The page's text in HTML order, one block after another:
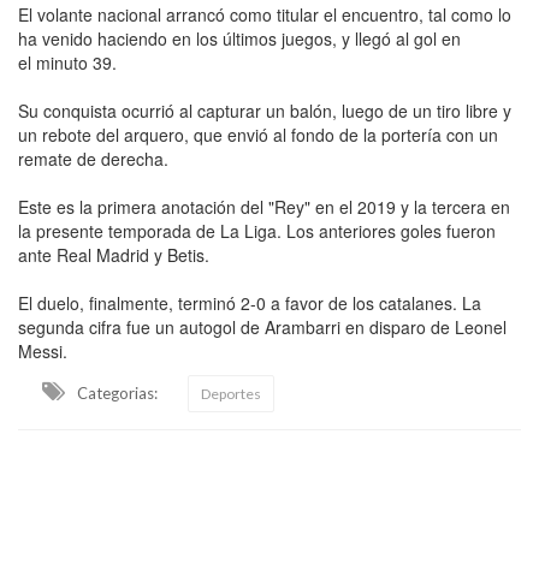
El volante nacional arrancó como titular el encuentro, tal como lo
ha venido haciendo en los últimos juegos, y llegó al gol en
el minuto 39.
Su conquista ocurrió al capturar un balón, luego de un tiro libre y
un rebote del arquero, que envió al fondo de la portería con un
remate de derecha.
Este es la primera anotación del "Rey" en el 2019 y la tercera en
la presente temporada de La Liga. Los anteriores goles fueron
ante Real Madrid y Betis.
El duelo, finalmente, terminó 2-0 a favor de los catalanes. La
segunda cifra fue un autogol de Arambarri en disparo de Leonel
Messi.
Categorias: Deportes